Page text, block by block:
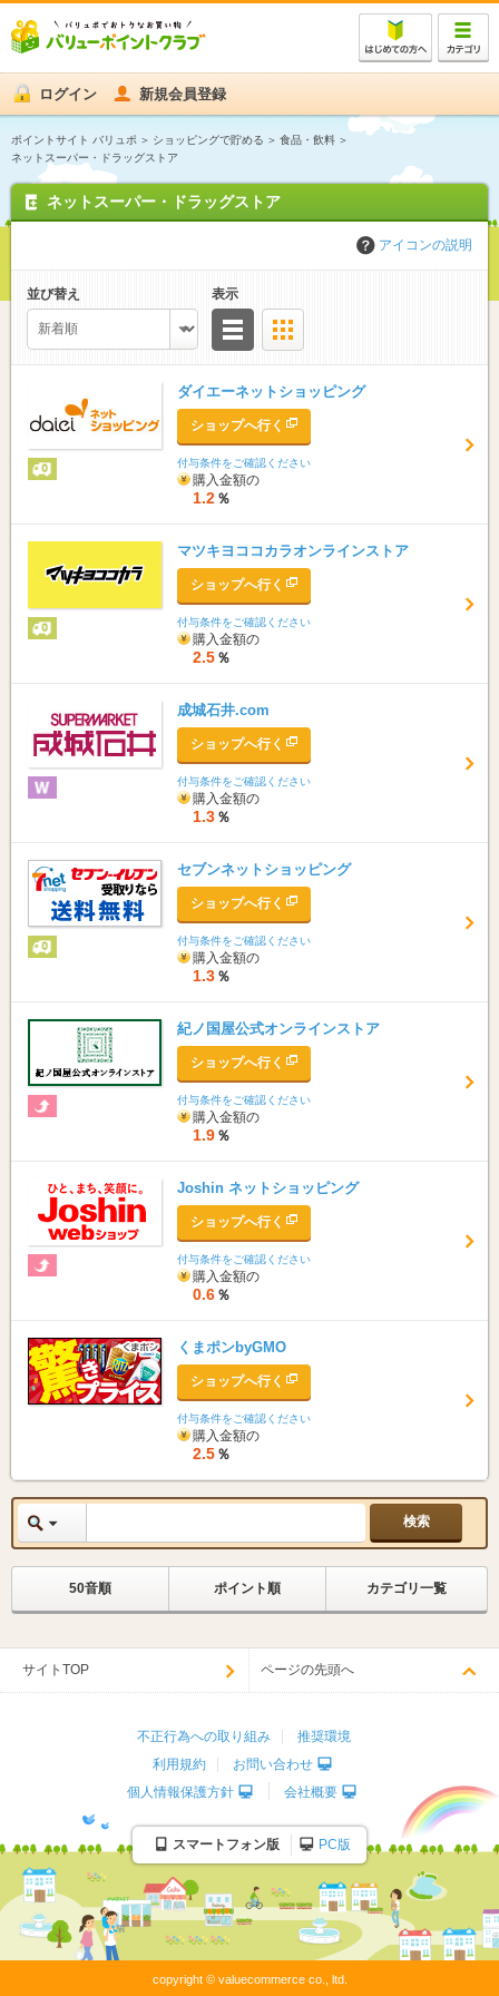
ログイン 新規会員登録
ポイントサイト バリュポ ショッピングで貯める
食品・飲料
ネットスーパー・ドラッグストア
ネットスーパー・ドラッグストア
アイコンの説明
並び替え
表示
リスト
ダイエーネットショッピング
ショップへ行く
付与条件をご確認ください
購入金額の
1.2 ％
マツキヨココカラオンラインストア
ショップへ行く
付与条件をご確認ください
購入金額の
2.5 ％
成城石井.com
ショップへ行く
付与条件をご確認ください
購入金額の
1.3 ％
セブンネットショッピング
ショップへ行く
付与条件をご確認ください
購入金額の
1.3 ％
紀ノ国屋公式オンラインストア
ショップへ行く
付与条件をご確認ください
購入金額の
1.9 ％
Joshin ネットショッピング
ショップへ行く
付与条件をご確認ください
購入金額の
0.6 ％
くまポンbyGMO
ショップへ行く
付与条件をご確認ください
購入金額の
2.5 ％
50音順 ポイント順 カテゴリ一覧
サイトTOP ページの先頭へ
不正行為への取り組み
推奨環境
利用規約
お問い合わせ
個人情報保護方針
会社概要
スマートフォン版 PC版
copyright © valuecommerce co., ltd.